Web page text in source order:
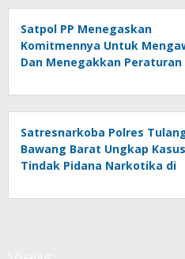
Satpol PP Menegaskan
Komitmennya Untuk
Dan Menegakkan Peraturan
Satresnarkoba Polres
Bawang Barat Ungkap Kasus
Tindak Pidana Narkotika di